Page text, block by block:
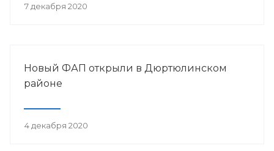
7 декабря 2020
Новый ФАП открыли в Дюртюлинском
районе
4 декабря 2020